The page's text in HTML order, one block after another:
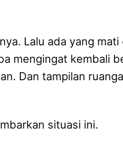
Lalu ada yang
mengingat kembali
Dan tampilan
situasi ini.